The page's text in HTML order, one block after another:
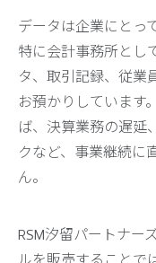
データは企業にとっ
特に会計事務所とし
タ、取引記録、従業
お預かりしています
ば、決算業務の遅延
クなど、事業継続に
ん。
RSM汐留パートナー
ルを販売することで